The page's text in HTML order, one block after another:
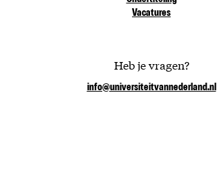
Vacatures
Heb je vragen?
info@universiteitvannederland.nl